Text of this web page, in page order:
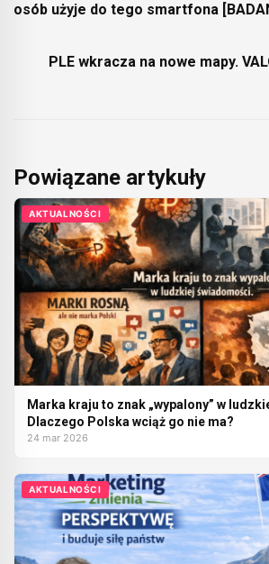
osób użyje do tego smartfona
PLE wkracza na nowe mapy.
Powiązane artykuły
AKTUALNOŚCI
Marka kraju to znak „wypalony” w
Dlaczego Polska wciąż go nie ma?
24 mar 2026
AKTUALNOŚCI